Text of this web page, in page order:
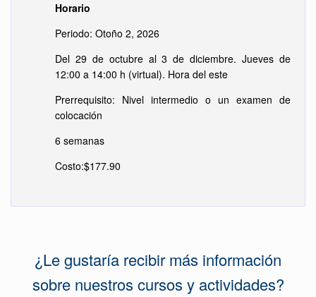
Horario
Periodo: Otoño 2, 2026
Del 29 de octubre al 3 de diciembre. Jueves de
12:00 a 14:00 h (virtual). Hora del este
Prerrequisito: Nivel intermedio o un examen de
colocación
6 semanas
Costo:$177.90
¿Le gustaría recibir más información
sobre nuestros cursos y actividades?